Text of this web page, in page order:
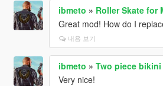
ibmeto » Roller Skate for
Great mod! How do I
내용 보기
ibmeto » Two piece bikini
Very nice!